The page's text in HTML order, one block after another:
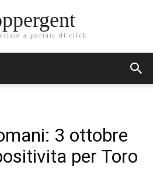
a portata di click
3 ottobre
per Toro